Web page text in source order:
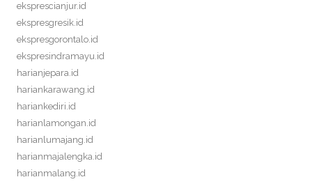
eksprescianjur.id
ekspresgresik.id
ekspresgorontalo.id
ekspresindramayu.id
harianjepara.id
hariankarawang.id
hariankediri.id
harianlamongan.id
harianlumajang.id
harianmajalengka.id
harianmalang.id